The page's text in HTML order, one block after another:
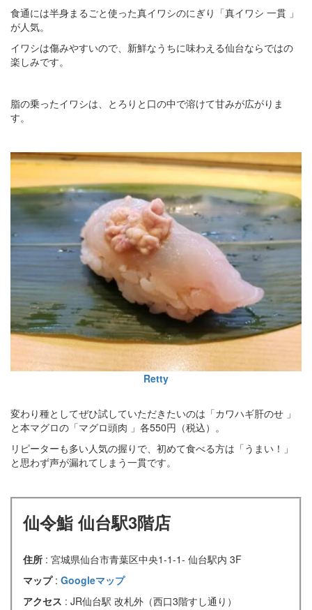
食通には半身まるごと使った真イワシのにぎり「真イワシ 一貫 」
が人気。
イワシは傷みやすいので、新鮮なうちに味わえる仙台ならではの
楽しみです。
脂の乗ったイワシは、とろりと口の中で溶けて甘みが広がりま
す。
Retty
変わり種としてぜひ試していただきたいのは「カワハギ肝のせ 」
と本マグロの「マグロ頭肉 」各550円（税込）。
リピーターも多い人気の握りで、初めて食べる方は「うまい！」
と思わず声が漏れてしまう一貫です。
仙令鮨 仙台駅3階店
住所 : 宮城県仙台市青葉区中央1-1-1- 仙台駅内 3F
マップ : Googleマップ
アクセス : JR仙台駅 改札外（西口3階すし通り）